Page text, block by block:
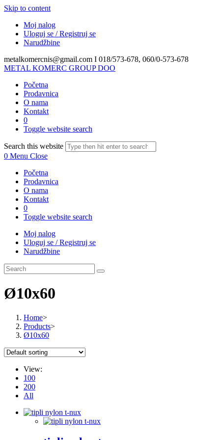
Skip to content
Moj nalog
Uloguj se / Registruj se
Narudžbine
metalkomercnis@gmail.com I 018/573-678, 060/0-573-678
METAL KOMERC GROUP DOO
Početna
Prodavnica
O nama
Kontakt
0
Toggle website search
Search this website
0 Menu Close
Početna
Prodavnica
O nama
Kontakt
0
Toggle website search
Moj nalog
Uloguj se / Registruj se
Narudžbine
Ø10x60
Home>
Products>
Ø10x60
View:
100
200
All